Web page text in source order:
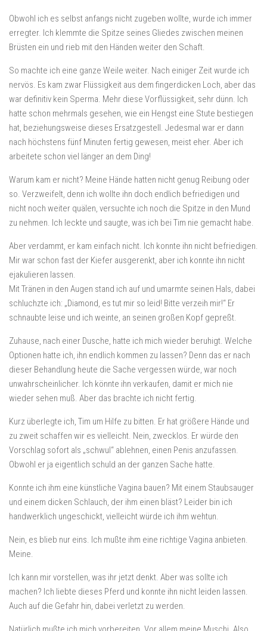
Obwohl ich es selbst anfangs nicht zugeben wollte, wurde ich immer
erregter. Ich klemmte die Spitze seines Gliedes zwischen meinen
Brüsten ein und rieb mit den Händen weiter den Schaft.
So machte ich eine ganze Weile weiter. Nach einiger Zeit wurde ich
nervös. Es kam zwar Flüssigkeit aus dem fingerdicken Loch, aber das
war definitiv kein Sperma. Mehr diese Vorflüssigkeit, sehr dünn. Ich
hatte schon mehrmals gesehen, wie ein Hengst eine Stute bestiegen
hat, beziehungsweise dieses Ersatzgestell. Jedesmal war er dann
nach höchstens fünf Minuten fertig gewesen, meist eher. Aber ich
arbeitete schon viel länger an dem Ding!
Warum kam er nicht? Meine Hände hatten nicht genug Reibung oder
so. Verzweifelt, denn ich wollte ihn doch endlich befriedigen und
nicht noch weiter quälen, versuchte ich noch die Spitze in den Mund
zu nehmen. Ich leckte und saugte, was ich bei Tim nie gemacht habe.
Aber verdammt, er kam einfach nicht. Ich konnte ihn nicht befriedigen.
Mir war schon fast der Kiefer ausgerenkt, aber ich konnte ihn nicht
ejakulieren lassen.
Mit Tränen in den Augen stand ich auf und umarmte seinen Hals, dabei
schluchzte ich: „Diamond, es tut mir so leid! Bitte verzeih mir!“ Er
schnaubte leise und ich weinte, an seinen großen Kopf gepreßt.
Zuhause, nach einer Dusche, hatte ich mich wieder beruhigt. Welche
Optionen hatte ich, ihn endlich kommen zu lassen? Denn das er nach
dieser Behandlung heute die Sache vergessen würde, war noch
unwahrscheinlicher. Ich könnte ihn verkaufen, damit er mich nie
wieder sehen muß. Aber das brachte ich nicht fertig.
Kurz überlegte ich, Tim um Hilfe zu bitten. Er hat größere Hände und
zu zweit schaffen wir es vielleicht. Nein, zwecklos. Er würde den
Vorschlag sofort als „schwul“ ablehnen, einen Penis anzufassen.
Obwohl er ja eigentlich schuld an der ganzen Sache hatte.
Konnte ich ihm eine künstliche Vagina bauen? Mit einem Staubsauger
und einem dicken Schlauch, der ihm einen bläst? Leider bin ich
handwerklich ungeschickt, vielleicht würde ich ihm wehtun.
Nein, es blieb nur eins. Ich mußte ihm eine richtige Vagina anbieten.
Meine.
Ich kann mir vorstellen, was ihr jetzt denkt. Aber was sollte ich
machen? Ich liebte dieses Pferd und konnte ihn nicht leiden lassen.
Auch auf die Gefahr hin, dabei verletzt zu werden.